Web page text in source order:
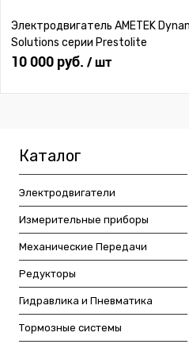
Электродвигатель AMETEK
Solutions серии Prestolite
10 000 руб. / шт
Каталог
Электродвигатели
Измерительные приборы
Механические Передачи
Редукторы
Гидравлика и Пневматика
Тормозные системы